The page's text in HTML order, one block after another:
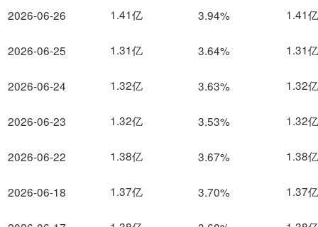
2026-06-26
2026-06-25
2026-06-24
2026-06-23
2026-06-22
2026-06-18
1.41亿 3.94% 1.41亿
1.31亿 3.64% 1.31亿
1.32亿 3.63% 1.32亿
1.32亿 3.53% 1.32亿
1.38亿 3.67% 1.38亿
1.37亿 3.70% 1.37亿